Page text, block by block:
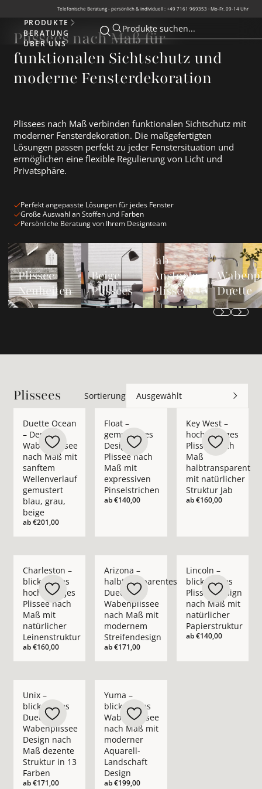
Telefonische Beratung - persönlich & individuell : +49 7161 969353 · Mo-Fr. 09-14 Uhr
Produkte
PRODUKTE
BERATUNG
ÜBER UNS
Suche öffnen
Suche öffnen
Produkte suchen...
Plissees nach Maß für
funktionalen Sichtschutz und
moderne Fensterdekoration
Plissees nach Maß verbinden funktionalen Sichtschutz mit
moderner Fensterdekoration. Die maßgefertigten
Lösungen passen perfekt zu jeder Fenstersituation und
ermöglichen eine flexible Regulierung von Licht und
Privatsphäre.
Perfekt angepasste Lösungen für jedes Fenster
Große Auswahl an Stoffen und Farben
Persönliche Beratung von Ihrem Designteam
Plissee Neuheiten ansehen
Plissee
Neuheiten
Beige Plissees ansehen
Beige
Plissees
Jab Anstoetz Plissees ansehen
Jab
Anstoetz
Plissees
Duette
Plissees Sortierung Ausgewählt
Duette Ocean
– Design-
Wabenplissee
nach Maß mit
sanftem
Wellenverlauf
gemustert
blau, grau,
beige
ab€201,00
Float –
gemustertes
Design-
Plissee nach
Maß mit
expressiven
Pinselstrichen
ab€140,00
Key West –
hochwertiges
Plissee nach
Maß
halbtransparent
mit natürlicher
Struktur Jab
ab€160,00
Charleston –
blickdichtes
hochwertiges
Plissee nach
Maß mit
natürlicher
Leinenstruktur
ab€160,00
Arizona –
halbtransparentes
Duette®
Wabenplissee
nach Maß mit
modernem
Streifendesign
ab€171,00
Lincoln –
blickdichtes
Plissee Design
nach Maß mit
natürlicher
Papierstruktur
ab€140,00
Unix –
blickdichtes
Duette®
Wabenplissee
Design nach
Maß dezente
Struktur in 13
Farben
ab€171,00
Yuma –
blickdichtes
Wabenplissee
nach Maß mit
moderner
Aquarell-
Landschaft
Design
ab€199,00